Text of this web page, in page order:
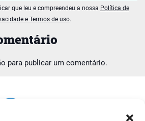
para publicar um comentário.
que leu e compreendeu a nossa Política de
e Termos de uso.